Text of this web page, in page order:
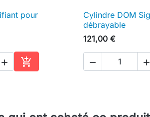
rapide
pour
 
Ajouter au panier

Cylindre DOM
débrayable
121,00 €
 